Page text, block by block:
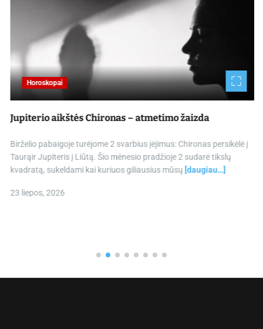
Horoskopai
Jupiterio aikštės Chironas – atmetimo žaizda
Birželio pabaigoje turėjome 2 svarbius įėjimus: Chironas persikėlė į
Taurąir Jupiteris į Liūtą. Šio mėnesio pradžioje 2 sudarė tikslų
kvadratą, sukeldami kai kuriuos giliausius mūsų [daugiau…]
23 liepos, 2026